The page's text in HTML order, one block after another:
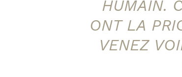
HUMAIN.
ONT LA
VENEZ